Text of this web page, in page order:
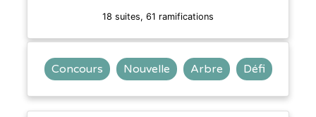
18 suites, 61 ramifications
Concours Nouvelle Arbre Défi